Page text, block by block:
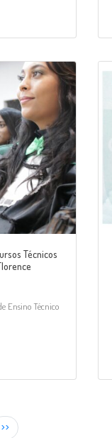
Técnicos
Ensino Técnico
>>